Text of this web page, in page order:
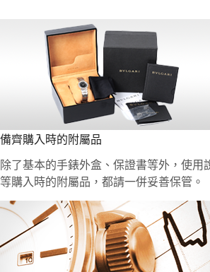
備齊購入時的附屬品
除了基本的手錶外盒、保證書等外，使用
等購入時的附屬品，都請一併妥善保管。